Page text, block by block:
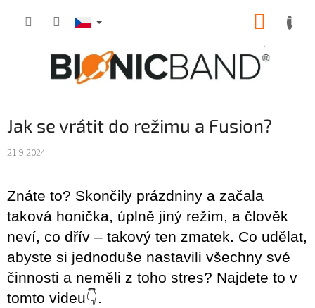
Jak se vrátit do režimu a Fusion?
21.9.2024
Znáte to? Skončily prázdniny a začala
taková honička, úplně jiný režim, a člověk
neví, co dřív – takový ten zmatek. Co udělat,
abyste si jednoduše nastavili všechny své
činnosti a neměli z toho stres? Najdete to v
tomto videu👇.